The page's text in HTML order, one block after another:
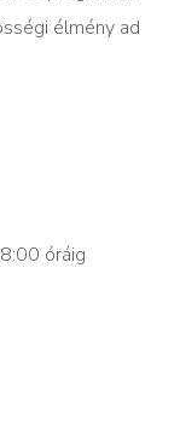
élmény ad
óráig